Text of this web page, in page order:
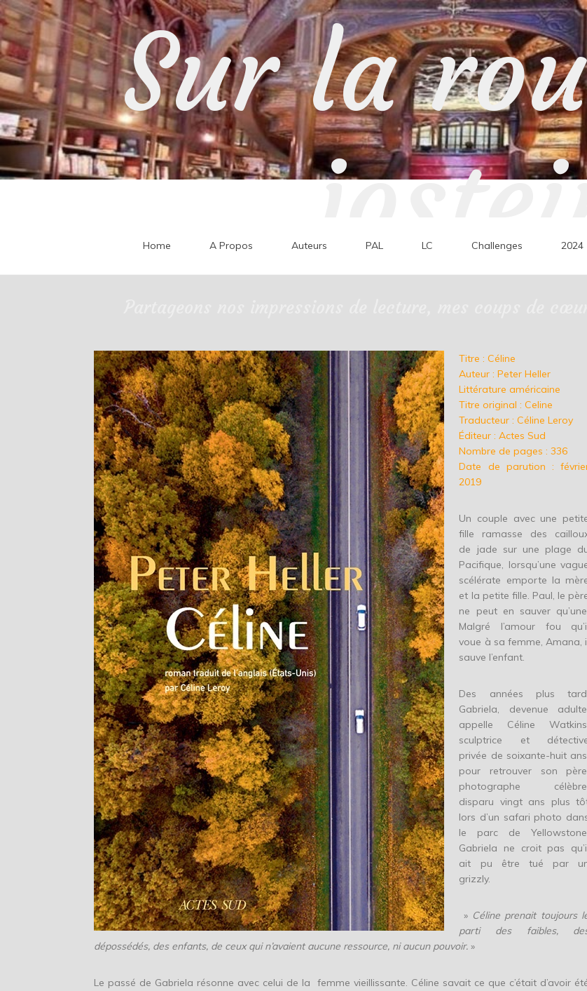
Skip
to
content
Sur la
Home A Propos Auteurs PAL LC Challenges 2024
Titre : Céline
Auteur : Peter Heller
Littérature américaine
Titre original : Celine
Traducteur : Céline Leroy
Éditeur : Actes Sud
Nombre de pages : 336
Date de parution :
2019
Un couple avec une
fille ramasse des
de jade sur une plage
Pacifique, lorsqu’une
scélérate emporte la
et la petite fille. Paul, le
ne peut en sauver
Malgré l’amour fou
voue à sa femme, Amana,
sauve l’enfant.
Des années plus
Gabriela, devenue
appelle Céline
sculptrice et
privée de soixante-huit
pour retrouver son
photographe
disparu vingt ans plus
lors d’un safari photo
le parc de
Gabriela ne croit pas
ait pu être tué par
grizzly.
» Céline prenait toujours
parti des faibles,
dépossédés, des enfants, de ceux qui n’avaient aucune ressource, ni aucun pouvoir. »
Le passé de Gabriela résonne avec celui de la femme vieillissante. Céline savait ce que c’était d’avoir